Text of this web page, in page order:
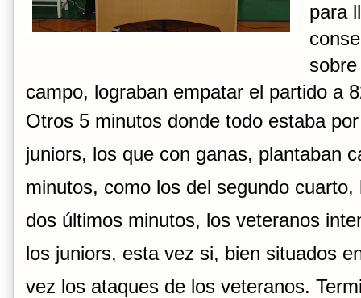
para
campo, lograban empatar el partido a
Otros 5 minutos donde todo estaba
juniors, los que con ganas, plantaban
minutos, como los del segundo
dos últimos minutos, los veteranos
los juniors, esta vez si, bien situados
vez los ataques de los veteranos.